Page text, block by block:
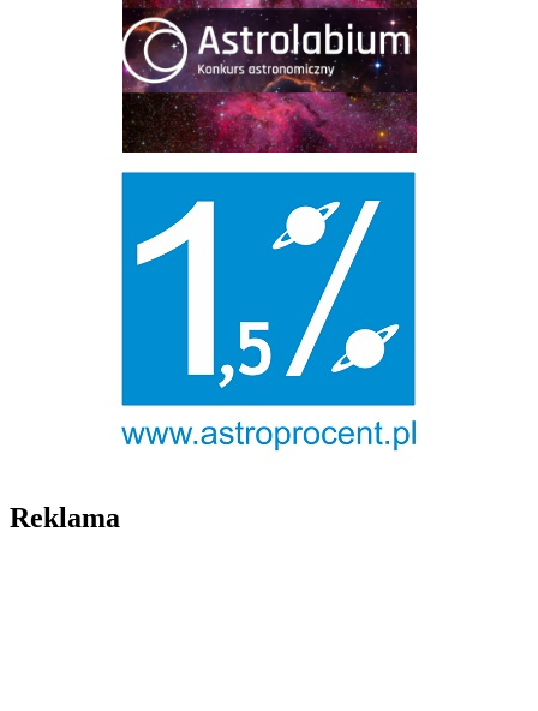
Reklama